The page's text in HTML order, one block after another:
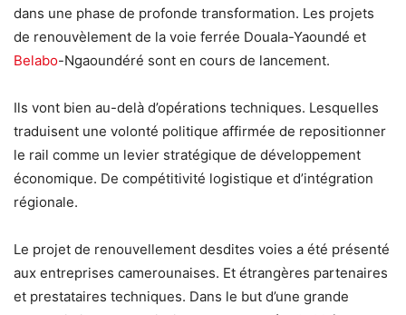
dans une phase de profonde transformation. Les projets
de renouvèlement de la voie ferrée Douala-Yaoundé et
Belabo-Ngaoundéré sont en cours de lancement.
Ils vont bien au-delà d’opérations techniques. Lesquelles
traduisent une volonté politique affirmée de repositionner
le rail comme un levier stratégique de développement
économique. De compétitivité logistique et d’intégration
régionale.
Le projet de renouvellement desdites voies a été présenté
aux entreprises camerounaises. Et étrangères partenaires
et prestataires techniques. Dans le but d’une grande